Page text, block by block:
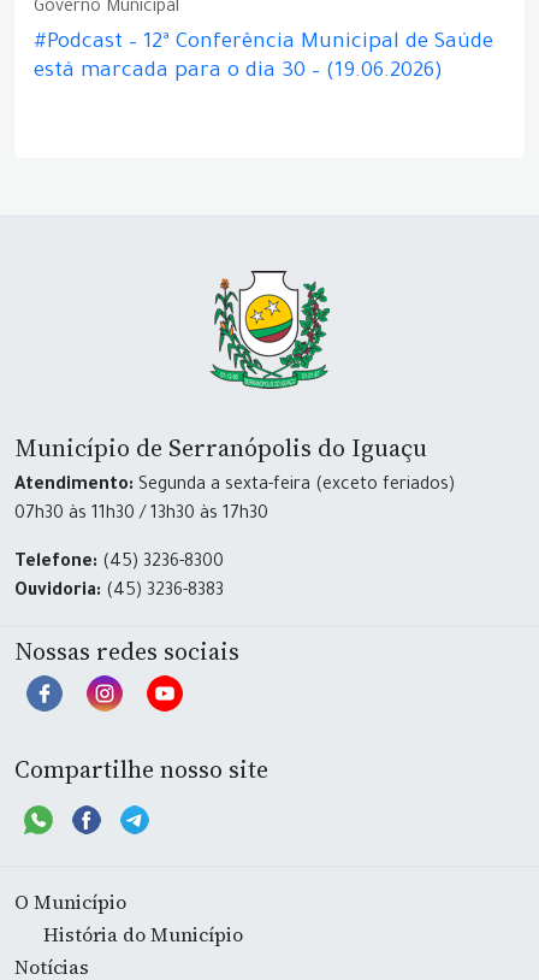
Governo Municipal
#Podcast – 12ª Conferência Municipal de Saúde
está marcada para o dia 30 – (19.06.2026)
Município de Serranópolis do Iguaçu
Atendimento: Segunda a sexta-feira (exceto feriados)
07h30 às 11h30 / 13h30 às 17h30
Telefone: (45) 3236-8300
Ouvidoria: (45) 3236-8383
Nossas redes sociais
Compartilhe nosso site
O Município
História do Município
Notícias